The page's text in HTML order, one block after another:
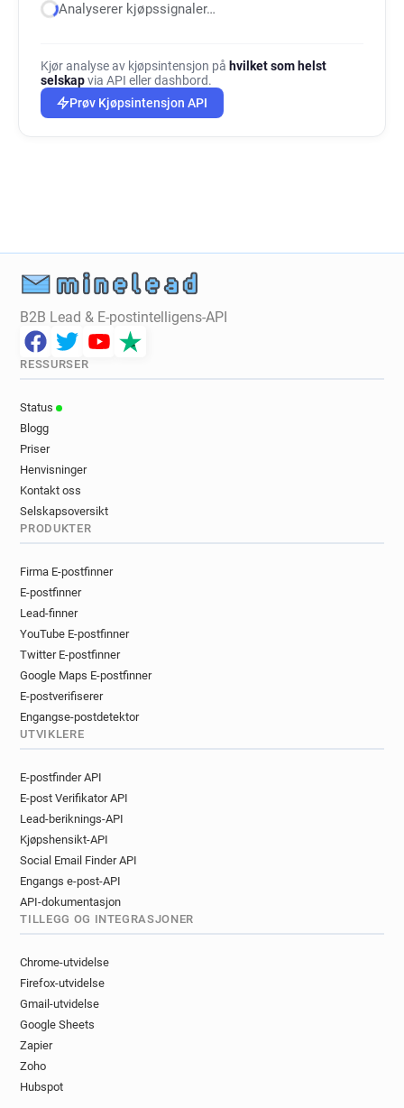
Analyserer kjøpssignaler…
Kjør analyse av kjøpsintensjon på hvilket som helst
selskapvia API eller dashbord.
Prøv Kjøpsintensjon API
B2B Lead & E-postintelligens-API
RESSURSER
Status
Blogg
Priser
Henvisninger
Kontakt oss
Selskapsoversikt
PRODUKTER
Firma E-postfinner
E-postfinner
Lead-finner
YouTube E-postfinner
Twitter E-postfinner
Google Maps E-postfinner
E-postverifiserer
Engangse-postdetektor
UTVIKLERE
E-postfinder API
E-post Verifikator API
Lead-beriknings-API
Kjøpshensikt-API
Social Email Finder API
Engangs e-post-API
API-dokumentasjon
TILLEGG OG INTEGRASJONER
Chrome-utvidelse
Firefox-utvidelse
Gmail-utvidelse
Google Sheets
Zapier
Zoho
Hubspot